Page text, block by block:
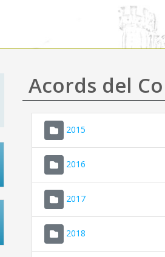
Acords del
2015
2016
2017
2018